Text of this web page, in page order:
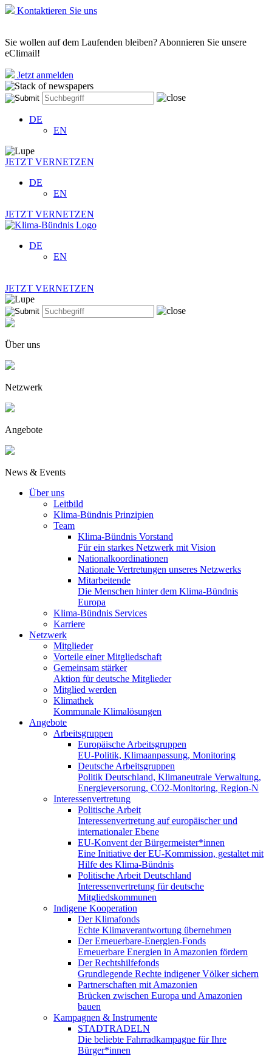
Kontaktieren Sie uns
Sie wollen auf dem Laufenden bleiben? Abonnieren Sie unsere
eClimail!
Jetzt anmelden
DE
EN
JETZT VERNETZEN
DE
EN
JETZT VERNETZEN
DE
EN
JETZT VERNETZEN
Über uns
Netzwerk
Angebote
News & Events
Über uns
Leitbild
Klima-Bündnis Prinzipien
Team
Klima-Bündnis Vorstand
Für ein starkes Netzwerk mit Vision
Nationalkoordinationen
Nationale Vertretungen unseres Netzwerks
Mitarbeitende
Die Menschen hinter dem Klima-Bündnis
Europa
Klima-Bündnis Services
Karriere
Netzwerk
Mitglieder
Vorteile einer Mitgliedschaft
Gemeinsam stärker
Aktion für deutsche Mitglieder
Mitglied werden
Klimathek
Kommunale Klimalösungen
Angebote
Arbeitsgruppen
Europäische Arbeitsgruppen
EU-Politik, Klimaanpassung, Monitoring
Deutsche Arbeitsgruppen
Politik Deutschland, Klimaneutrale Verwaltung,
Energieversorung, CO2-Monitoring, Region-N
Interessenvertretung
Politische Arbeit
Interessenvertretung auf europäischer und
internationaler Ebene
EU-Konvent der Bürgermeister*innen
Eine Initiative der EU-Kommission, gestaltet mit
Hilfe des Klima-Bündnis
Politische Arbeit Deutschland
Interessenvertretung für deutsche
Mitgliedskommunen
Indigene Kooperation
Der Klimafonds
Echte Klimaverantwortung übernehmen
Der Erneuerbare-Energien-Fonds
Erneuerbare Energien in Amazonien fördern
Der Rechtshilfefonds
Grundlegende Rechte indigener Völker sichern
Partnerschaften mit Amazonien
Brücken zwischen Europa und Amazonien
bauen
Kampagnen & Instrumente
STADTRADELN
Die beliebte Fahrradkampagne für Ihre
Bürger*innen